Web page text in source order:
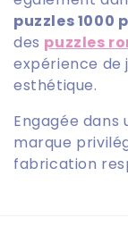
puzzles 1000
des puzzles
expérience
esthétique.
Engagée
marque
fabrication